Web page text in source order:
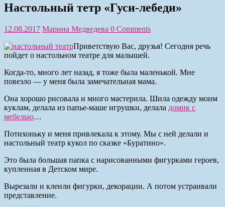
Настольный тетр «Гуси-лебеди»
12.08.2017 Марина Медведева 0 Comments
Приветствую Вас, друзья! Сегодня речь
пойдет о настольном театре для малышей.
Когда-то, много лет назад, я тоже была маленькой. Мне
повезло — у меня была замечательная мама.
Она хорошо рисовала и много мастерила. Шила одежду моим
куклам, делала из папье-маше игрушки, делала домик с
мебелью…
Потихоньку и меня привлекала к этому. Мы с ней делали и
настольный театр кукол по сказке «Буратино».
Это была большая папка с нарисованными фигурками героев,
купленная в Детском мире.
Вырезали и клеили фигурки, декорации. А потом устраивали
представление.